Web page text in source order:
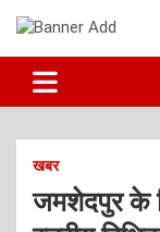
खबर
जमशेदपुर के